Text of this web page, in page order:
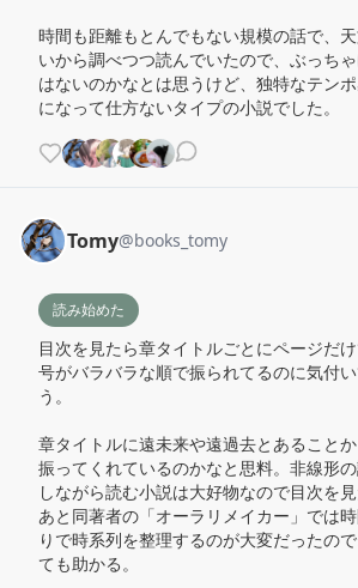
時間も距離もとんでもない規模の話で、
いから調べつつ読んでいたので、ぶっち
はないのかなとは思うけど、独特なテン
になって仕方ないタイプの小説でした。
Tomy@books_tomy
読み始めた
目次を見たら章タイトルごとにページだ
号がバラバラな順で振られてるのに気付
う。
章タイトルに遠未来や遠過去とあること
振ってくれているのかなと思料。非線形
しながら読む小説は大好物なので目次を見
あと同著者の「オーラリメイカー」では
りで時系列を整理するのが大変だったの
ても助かる。